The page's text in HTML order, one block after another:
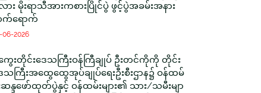
ား မိုးရာသီအားကစားပြိုင်ပွဲ ဖွင့်ပွဲအခမ်းအနား
ရောက်
06-2026
ေးတိုင်းဒေသကြီးဝန်ကြီချုပ် ဦးတင်ကိုကို တိုင်း
သကြီးအထွေထွေအုပ်ချုပ်ရေးဦးစီးဌာန၌ ဝန်ထမ်
န္ဒဖော်ထုတ်ပွဲနှင့် ဝန်ထမ်းများ၏ သား/သမီးမျာ